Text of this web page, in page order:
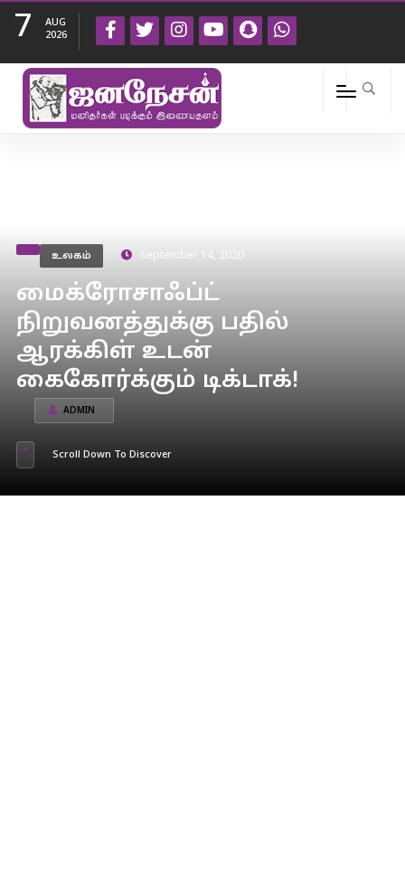
7
AUG
2026
உலகம் September 14, 2020
மைக்ரோசாஃப்ட்
நிறுவனத்துக்கு பதில்
ஆரக்கிள் உடன்
கைகோர்க்கும் டிக்டாக்!
ADMIN
Scroll Down To Discover